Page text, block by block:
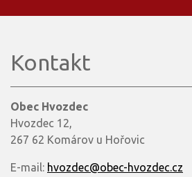
Kontakt
Obec Hvozdec
Hvozdec 12,
267 62 Komárov u Hořovic
E-mail: hvozdec@obec-hvozdec.cz